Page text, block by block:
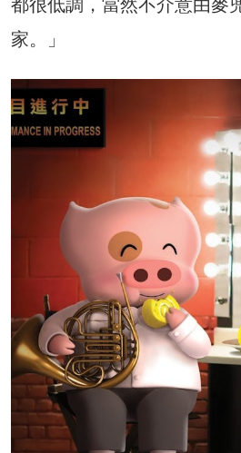
家。」